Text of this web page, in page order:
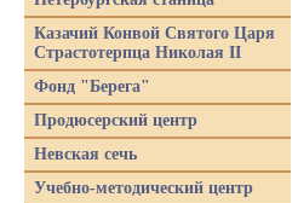
Казачий Конвой Святого Царя
Страстотерпца Николая II
Фонд "Берега"
Продюсерский центр
Невская сечь
Учебно-методический центр